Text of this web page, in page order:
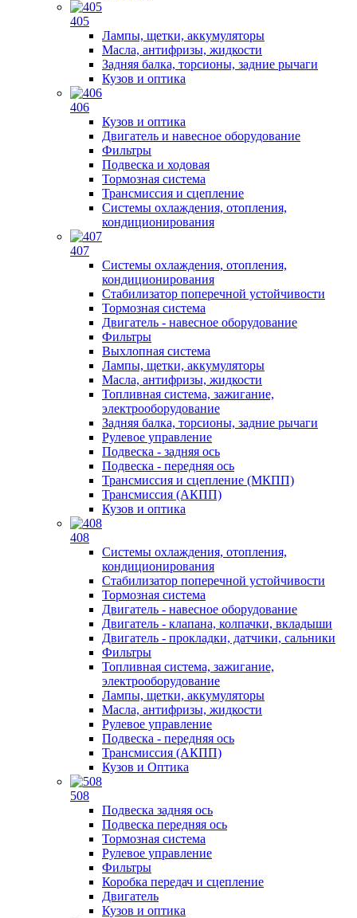
405
Лампы, щетки, аккумуляторы
Масла, антифризы, жидкости
Задняя балка, торсионы, задние рычаги
Кузов и оптика
406
Кузов и оптика
Двигатель и навесное оборудование
Фильтры
Подвеска и ходовая
Тормозная система
Трансмиссия и сцепление
Системы охлаждения, отопления,
кондиционирования
407
Системы охлаждения, отопления,
кондиционирования
Стабилизатор поперечной устойчивости
Тормозная система
Двигатель - навесное оборудование
Фильтры
Выхлопная система
Лампы, щетки, аккумуляторы
Масла, антифризы, жидкости
Топливная система, зажигание,
электрооборудование
Задняя балка, торсионы, задние рычаги
Рулевое управление
Подвеска - задняя ось
Подвеска - передняя ось
Трансмиссия и сцепление (МКПП)
Трансмиссия (АКПП)
Кузов и оптика
408
Системы охлаждения, отопления,
кондиционирования
Стабилизатор поперечной устойчивости
Тормозная система
Двигатель - навесное оборудование
Двигатель - клапана, колпачки, вкладыши
Двигатель - прокладки, датчики, сальники
Фильтры
Топливная система, зажигание,
электрооборудование
Лампы, щетки, аккумуляторы
Масла, антифризы, жидкости
Рулевое управление
Подвеска - передняя ось
Трансмиссия (АКПП)
Кузов и Оптика
508
Подвеска задняя ось
Подвеска передняя ось
Тормозная система
Рулевое управление
Фильтры
Коробка передач и сцепление
Двигатель
Кузов и оптика